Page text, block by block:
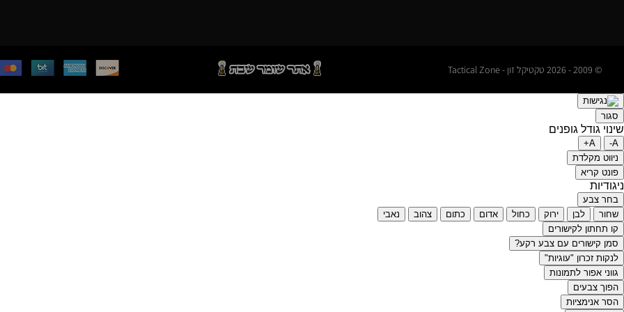
© 2009 - 2026 טקטיקל זון - Tactical Zone
סגור
שינוי גודל גופנים
A-
A+
ניווט מקלדת
פונט קריא
ניגודיות
בחר צבע
שחור
לבן ירוק כחול אדום כתום צהוב
נאבי
קו תחתון לקישורים
סמן קישורים עם צבע רקע?
לנקות זכרון "עוגיות"
גווני אפור לתמונות
הפוך צבעים
הסר אנימציות